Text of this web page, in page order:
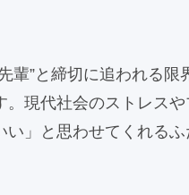
”と締切に追われる限
現代社会のストレス
」と思わせてくれる